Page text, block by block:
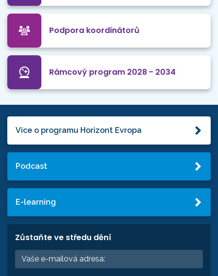
Podpora koordinátorů
Rámcový program 2028 - 2034
Více o programu Horizont Evropa
Podcast
E-learning
Zůstaňte ve středu dění